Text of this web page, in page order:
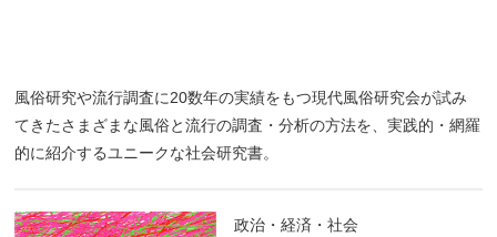
風俗研究や流行調査に20数年の実績をもつ現代風俗研究会が試み
てきたさまざまな風俗と流行の調査・分析の方法を、実践的・網羅
的に紹介するユニークな社会研究書。
政治・経済・社会